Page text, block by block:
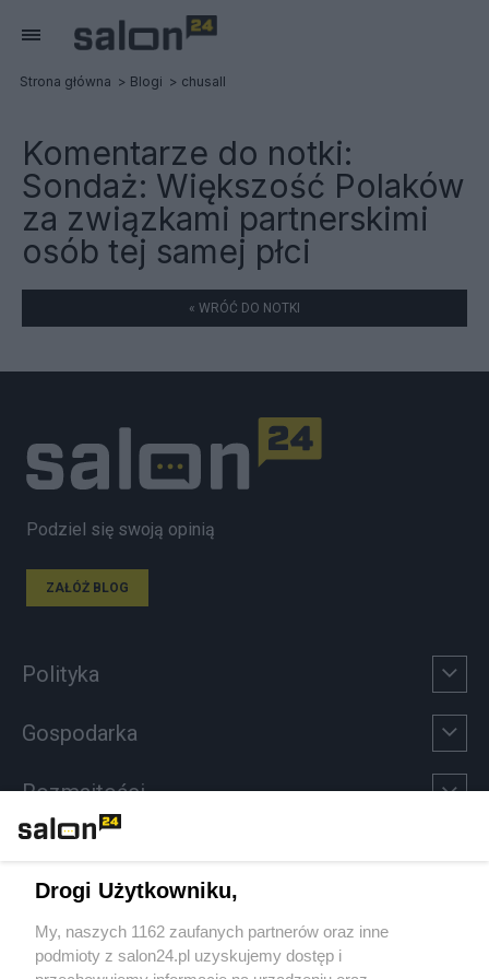
Strona główna Blogi chusall
Komentarze do notki:
Sondaż: Większość Polaków
za związkami partnerskimi
osób tej samej płci
« WRÓĆ DO NOTKI
Podziel się swoją opinią
ZAŁÓŻ BLOG
Polityka
Gospodarka
Rozmaitości
Sport
Społeczeństwo
Drogi Użytkowniku,
My, naszych 1162 zaufanych partnerów oraz inne
podmioty z salon24.pl uzyskujemy dostęp i